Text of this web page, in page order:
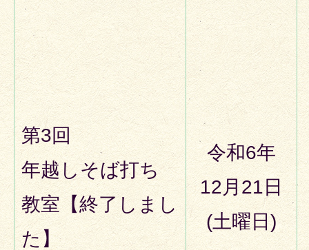
第3回
年越しそば打ち
教室【終了しまし
た】
令和6年
12月21日
(土曜日)